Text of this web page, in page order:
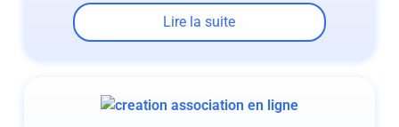
Lire la suite